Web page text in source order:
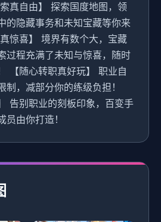
真自由】 探索国度地图，领
的隐藏事务和未知宝藏等你来
惊喜】 境界有数个大，宝藏
过程充满了未知与惊喜，随时
【随心转职真好玩】 职业自
制，减部分你的练级负担！
告别职业的刻板印象，百变手
由你打造！